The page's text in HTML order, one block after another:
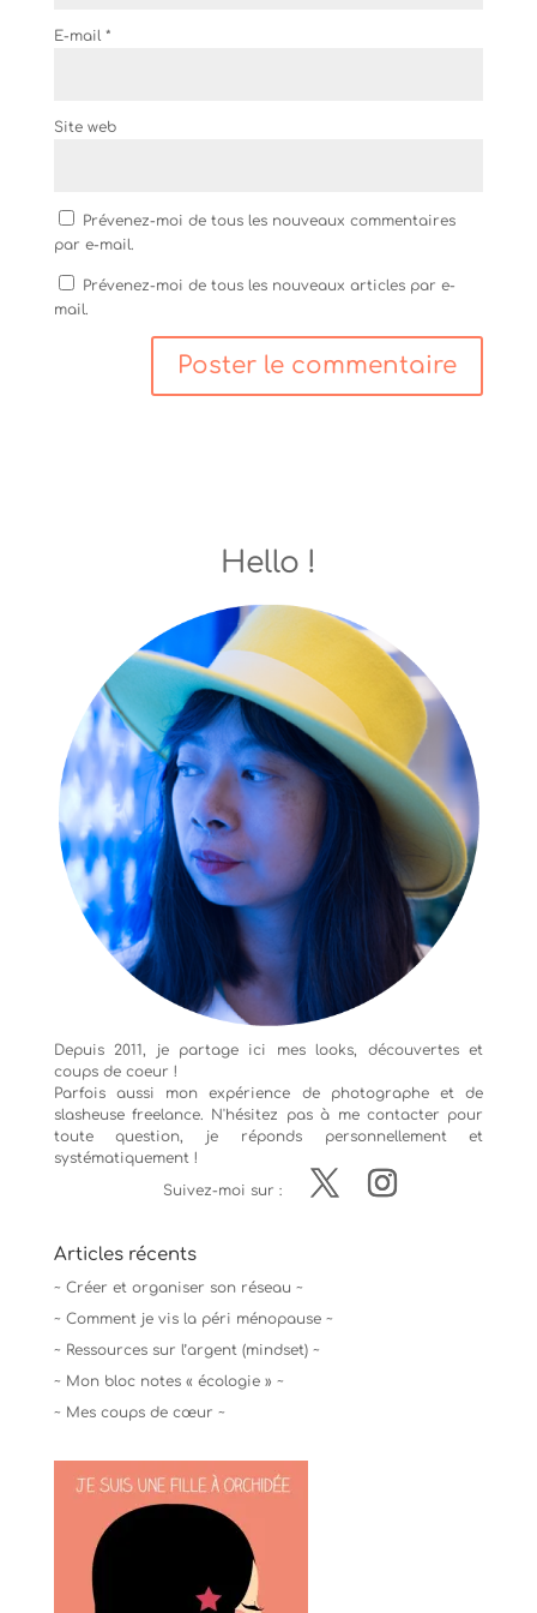
E-mail *
Site web
Prévenez-moi de tous les nouveaux commentaires
par e-mail.
Prévenez-moi de tous les nouveaux articles par e-
mail.
Hello !
Depuis 2011, je partage ici mes looks, découvertes et
coups de coeur !
Parfois aussi mon expérience de photographeet de
slasheuse freelance. N'hésitez pas à me contacter pour
toute question, je réponds personnellement et
systématiquement !
Suivez-moi sur :
Articles récents
~ Créer et organiser son réseau ~
~ Comment je vis la péri ménopause ~
~ Ressources sur l’argent (mindset) ~
~ Mon bloc notes « écologie » ~
~ Mes coups de cœur ~